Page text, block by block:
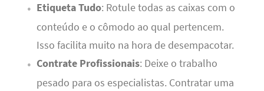
Etiqueta Tudo: Rotule todas as caixas com o
conteúdo e o cômodo ao qual pertencem.
Isso facilita muito na hora de desempacotar.
Contrate Profissionais: Deixe o trabalho
pesado para os especialistas. Contratar uma